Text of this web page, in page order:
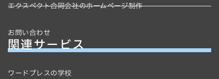
エクスペクト合同会社のホームページ制作
お問い合わせ
関連サービス
ワードプレスの学校